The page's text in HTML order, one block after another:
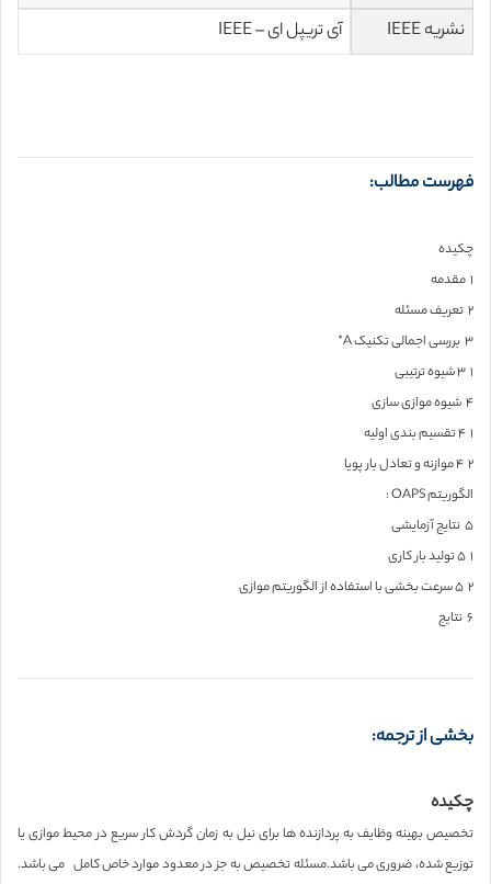
نشریه IEEE
آی تریپل ای – IEEE
فهرست مطالب:
چکیده
۱ مقدمه
۲ تعریف مسئله
۳ بررسی اجمالی تکنیک A*
۱ ۳ شیوه ترتیبی
۴ شیوه موازی سازی
۱ ۴ تقسیم بندی اولیه
۲ ۴ موازنه و تعادل بار پویا
الگوریتم OAPS :
۵ نتایج آزمایشی
۱ ۵ تولید بار کاری
۲ ۵ سرعت بخشی با استفاده از الگوریتم موازی
۶ نتایج
بخشی از ترجمه:
چکیده
تخصیص بهینه وظایف به پردازنده ها برای نیل به زمان گردش کار سریع در محیط موازی یا
توزیع شده، ضروری می باشد.مسئله تخصیص به جز در معدود موارد خاص کامل می باشد.